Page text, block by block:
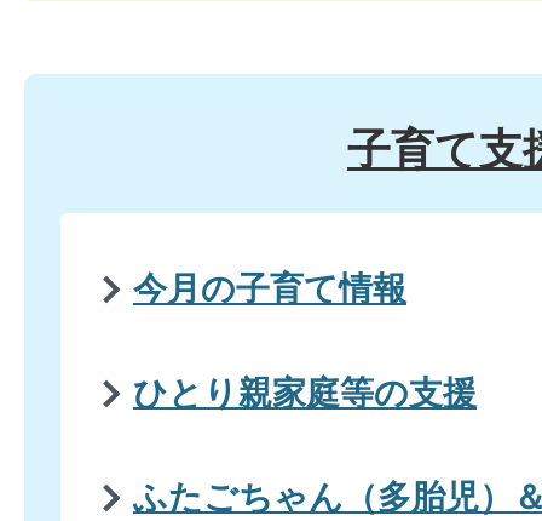
子育て支
今月の子育て情報
ひとり親家庭等の支援
ふたごちゃん（多胎児）